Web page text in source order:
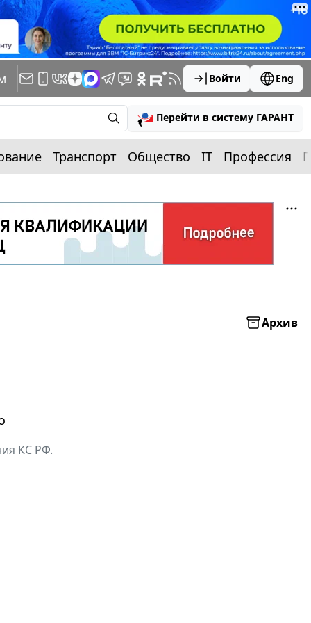
Войти Eng
Перейти в систему ГАРАНТ
Транспорт Общество IT Профессия
Архив
КС РФ.